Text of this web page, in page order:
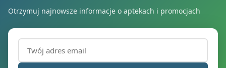
Otrzymuj najnowsze informacje o aptekach i promocjach
Adres email (wymagany)